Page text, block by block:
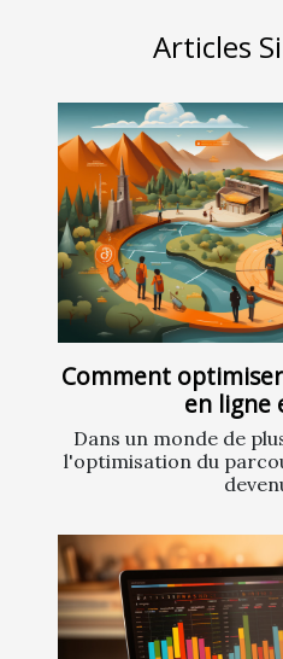
Articles
Comment
en ligne
Dans un monde de
l'optimisation du